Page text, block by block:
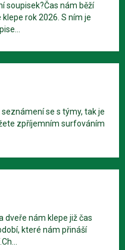
soupisek?Čas nám běží
rok 2026. S ním je
se s týmy, tak je
zpříjemním surfováním
dveře nám klepe již čas
které nám přináší